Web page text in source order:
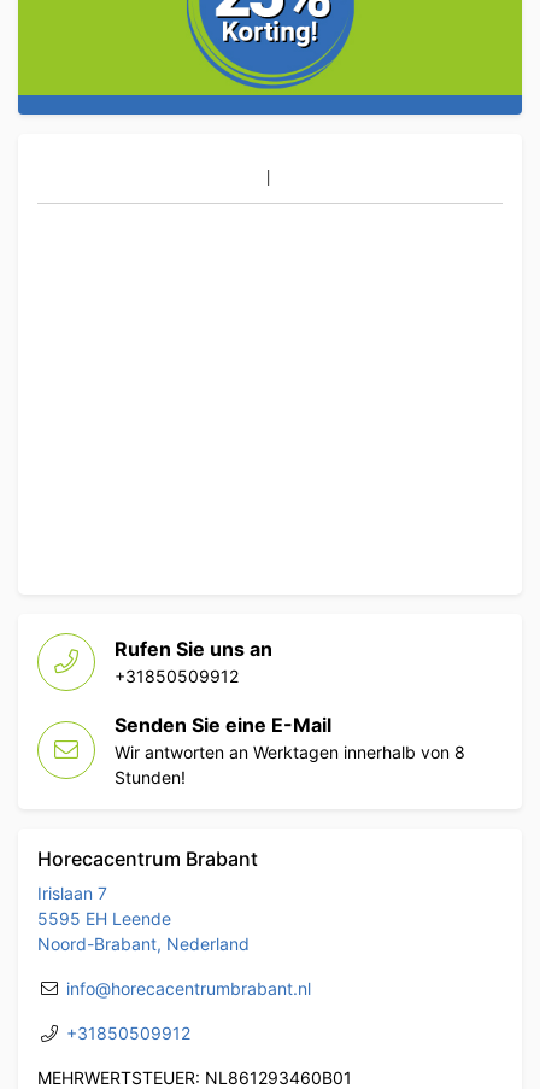
Rufen Sie uns an
+31850509912
Senden Sie eine E-Mail
Wir antworten an Werktagen innerhalb von 8
Stunden!
Horecacentrum Brabant
Irislaan 7
5595 EH Leende
Noord-Brabant, Nederland
info@horecacentrumbrabant.nl
+31850509912
MEHRWERTSTEUER: NL861293460B01